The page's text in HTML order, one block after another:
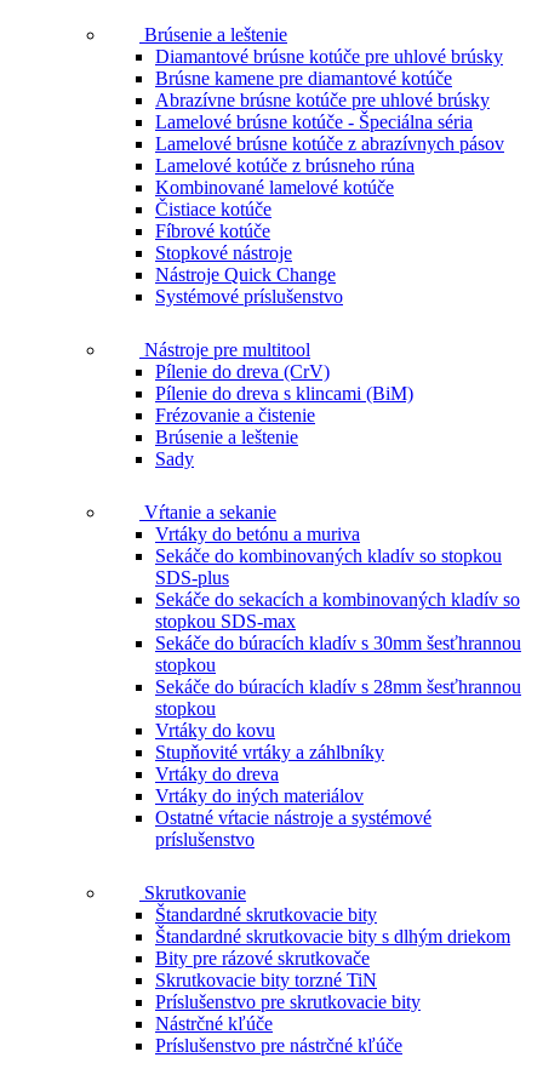
Brúsenie a leštenie
Diamantové brúsne kotúče pre uhlové brúsky
Brúsne kamene pre diamantové kotúče
Abrazívne brúsne kotúče pre uhlové brúsky
Lamelové brúsne kotúče - Špeciálna séria
Lamelové brúsne kotúče z abrazívnych pásov
Lamelové kotúče z brúsneho rúna
Kombinované lamelové kotúče
Čistiace kotúče
Fíbrové kotúče
Stopkové nástroje
Nástroje Quick Change
Systémové príslušenstvo
Nástroje pre multitool
Pílenie do dreva (CrV)
Pílenie do dreva s klincami (BiM)
Frézovanie a čistenie
Brúsenie a leštenie
Sady
Vŕtanie a sekanie
Vrtáky do betónu a muriva
Sekáče do kombinovaných kladív so stopkou
SDS-plus
Sekáče do sekacích a kombinovaných kladív so
stopkou SDS-max
Sekáče do búracích kladív s 30mm šesťhrannou
stopkou
Sekáče do búracích kladív s 28mm šesťhrannou
stopkou
Vrtáky do kovu
Stupňovité vrtáky a záhlbníky
Vrtáky do dreva
Vrtáky do iných materiálov
Ostatné vŕtacie nástroje a systémové
príslušenstvo
Skrutkovanie
Štandardné skrutkovacie bity
Štandardné skrutkovacie bity s dlhým driekom
Bity pre rázové skrutkovače
Skrutkovacie bity torzné TiN
Príslušenstvo pre skrutkovacie bity
Nástrčné kľúče
Príslušenstvo pre nástrčné kľúče